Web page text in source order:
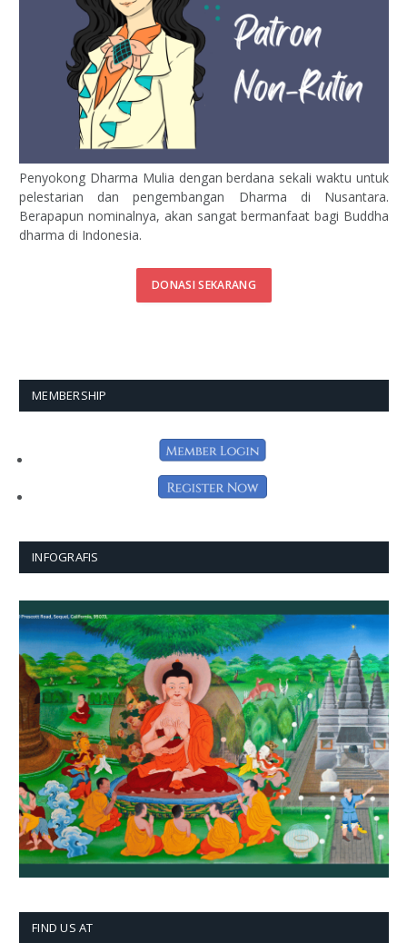
Penyokong Dharma Mulia dengan berdana sekali waktu untuk
pelestarian dan pengembangan Dharma di Nusantara.
Berapapun nominalnya, akan sangat bermanfaat bagi Buddha
dharma di Indonesia.
DONASI SEKARANG
MEMBERSHIP
INFOGRAFIS
FIND US AT